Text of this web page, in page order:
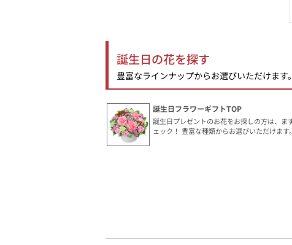
誕生日の花を探す
豊富なラインナップからお選びいただけます。
誕生日フラワーギフトTOP
誕生日プレゼントのお花をお探しの方は、ま
ェック！ 豊富な種類からお選びいただけます。